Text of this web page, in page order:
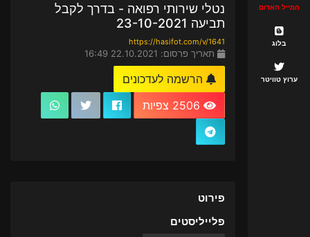
המייל האדום
בלוג
ערוץ טוויטר
נטלי שירותי רפואה - בדרך לקבל
תביעה 23-10-2021
https://hasifot.com/v/1641
תאריך פרסום: 22.10.2021 16:49
הרשמה לעדכונים
פירוט
פלייליסטים